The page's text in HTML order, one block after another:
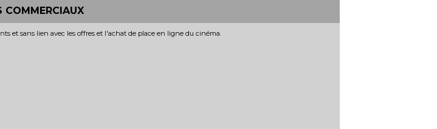
COMMERCIAUX
et sans lien avec les offres et l'achat de place en ligne du cinéma.